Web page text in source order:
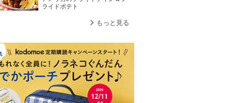
ライドポテト
もっと見る